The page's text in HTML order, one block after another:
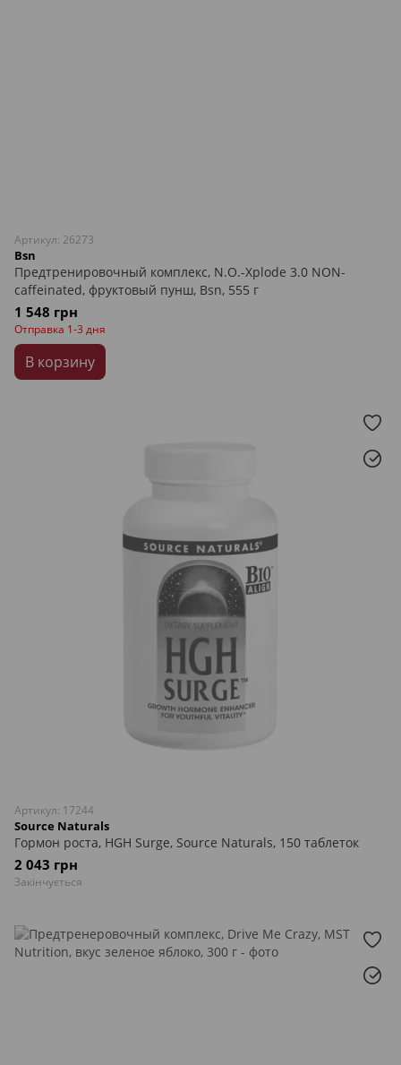
Артикул: 26273
Bsn
Предтренировочный комплекс, N.O.-Xplode 3.0 NON-
caffeinated, фруктовый пунш, Bsn, 555 г
1 548 грн
Отправка 1-3 дня
В корзину
Артикул: 17244
Source Naturals
Гормон роста, HGH Surge, Source Naturals, 150 таблеток
2 043 грн
Закінчується